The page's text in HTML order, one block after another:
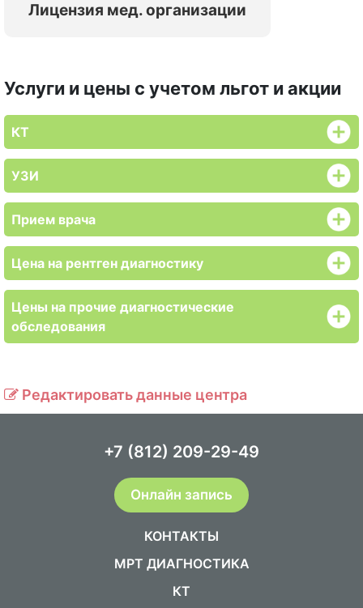
Лицензия мед. организации
Услуги и цены с учетом льгот и акции
КТ
УЗИ
Прием врача
Цена на рентген диагностику
Цены на прочие диагностические
обследования
Редактировать данные центра
КОНТАКТЫ
МРТ ДИАГНОСТИКА
КТ
+7 (812) 209-29-49
Онлайн запись